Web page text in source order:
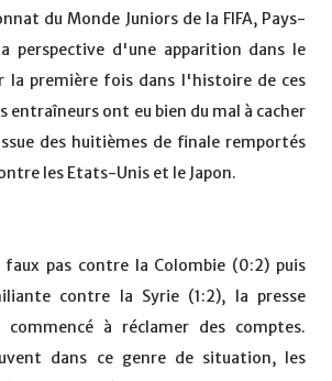
du Monde Juniors de la FIFA, Pays-
perspective d'une apparition dans le
la première fois dans l'histoire de ces
entraîneurs ont eu bien du mal à cacher
des huitièmes de finale remportés
les Etats-Unis et le Japon.
faux pas contre la Colombie (0:2) puis
contre la Syrie (1:2), la presse
commencé à réclamer des comptes.
dans ce genre de situation, les